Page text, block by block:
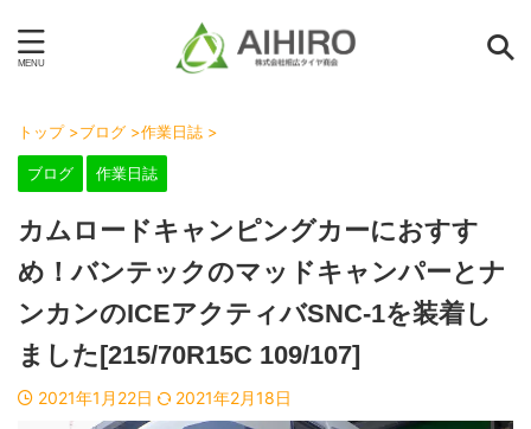
トップ >ブログ >作業日誌 >
ブログ 作業日誌
カムロードキャンピングカーにおすす
め！バンテックのマッドキャンパーとナ
ンカンのICEアクティバSNC-1を装着し
ました[215/70R15C 109/107]
2021年1月22日 2021年2月18日